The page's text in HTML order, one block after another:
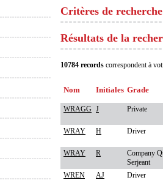
Critères de recherche
Résultats de la
10784 records correspondent à
Nom Initiales Grade
WRAGG J Private
WRAY H Driver
WRAY R
Company
Serjeant
WREN
AJ Driver